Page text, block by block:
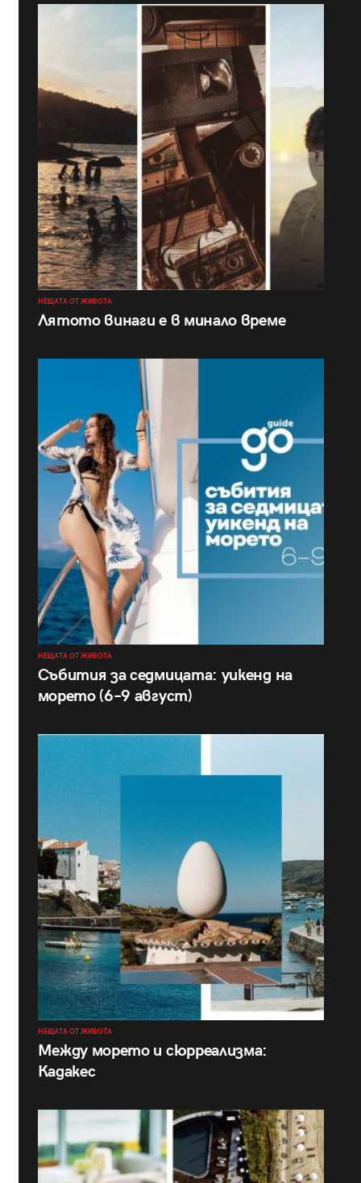
НЕЩАТА ОТ ЖИВОТА
Лятото винаги е в минало време
НЕЩАТА ОТ ЖИВОТА
Събития за седмицата: уикенд на
морето (6–9 август)
НЕЩАТА ОТ ЖИВОТА
Между морето и сюрреализма:
Кадакес